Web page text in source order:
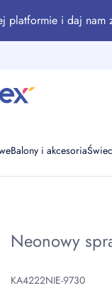
platformie i daj nam
Balony i akcesoria
Neonowy
KA4222NIE-9730